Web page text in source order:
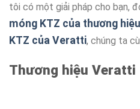
tôi có một giải pháp cho bạn,
móng KTZ của thương
KTZ của Veratti, chúng ta
Thương hiệu Veratti